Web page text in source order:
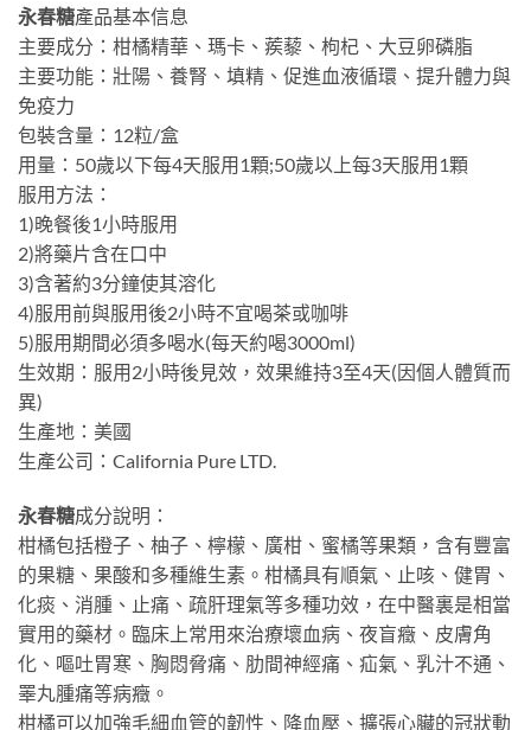
永春糖產品基本信息
主要成分：柑橘精華、瑪卡、蒺藜、枸杞、大豆卵磷脂
主要功能：壯陽、養腎、填精、促進血液循環、提升體力與
免疫力
包裝含量：12粒/盒
用量：50歲以下每4天服用1顆;50歲以上每3天服用1顆
服用方法：
1)晚餐後1小時服用
2)將藥片含在口中
3)含著約3分鐘使其溶化
4)服用前與服用後2小時不宜喝茶或咖啡
5)服用期間必須多喝水(每天約喝3000ml)
生效期：服用2小時後見效，效果維持3至4天(因個人體質而
異)
生產地：美國
生產公司：California Pure LTD.
永春糖成分說明：
柑橘包括橙子、柚子、檸檬、廣柑、蜜橘等果類，含有豐富
的果糖、果酸和多種維生素。柑橘具有順氣、止咳、健胃、
化痰、消腫、止痛、疏肝理氣等多種功效，在中醫裏是相當
實用的藥材。臨床上常用來治療壞血病、夜盲癥、皮膚角
化、嘔吐胃寒、胸悶脅痛、肋間神經痛、疝氣、乳汁不通、
睪丸腫痛等病癥。
柑橘可以加強毛細血管的韌性、降血壓、擴張心臟的冠狀動